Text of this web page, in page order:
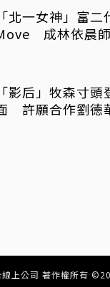
「北一女神」富
成林依晨
「影后」牧森寸
許願合作劉德
線上公司 著作權所有